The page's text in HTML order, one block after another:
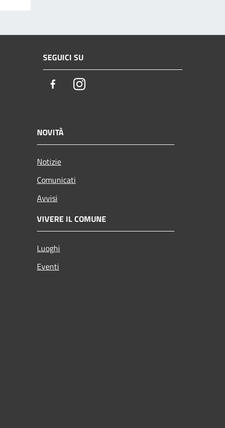
SEGUICI SU
FacebookInstagram
NOVITÀ
Notizie
Comunicati
Avvisi
VIVERE IL COMUNE
Luoghi
Eventi